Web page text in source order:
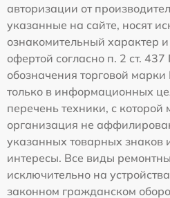
авторизации от
указанные на сайте, носят
ознакомительный характер
офертой согласно п. 2 ст.
обозначения торговой
только в информационных
перечень техники, с
организация не
указанных товарных знаков
интересы. Все виды
исключительно на
законном гражданском